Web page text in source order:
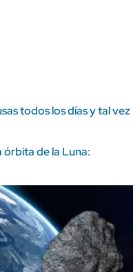
todos los días y tal vez
órbita de la Luna: